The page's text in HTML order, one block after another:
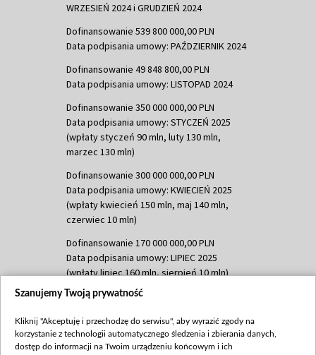
WRZESIEŃ 2024 i GRUDZIEŃ 2024
Dofinansowanie 539 800 000,00 PLN
Data podpisania umowy: PAŹDZIERNIK 2024
Dofinansowanie 49 848 800,00 PLN
Data podpisania umowy: LISTOPAD 2024
Dofinansowanie 350 000 000,00 PLN
Data podpisania umowy: STYCZEŃ 2025
(wpłaty styczeń 90 mln, luty 130 mln,
marzec 130 mln)
Dofinansowanie 300 000 000,00 PLN
Data podpisania umowy: KWIECIEŃ 2025
(wpłaty kwiecień 150 mln, maj 140 mln,
czerwiec 10 mln)
Dofinansowanie 170 000 000,00 PLN
Data podpisania umowy: LIPIEC 2025
(wpłaty lipiec 160 mln, sierpień 10 mln)
Dofinansowanie 60 000 000,00 PLN
(wpłata wrzesień 60 mln)
Dofinansowanie 635 783 051,21 PLN
Szanujemy Twoją prywatność
Kliknij "Akceptuję i przechodzę do serwisu", aby wyrazić zgody na
korzystanie z technologii automatycznego śledzenia i zbierania danych,
dostęp do informacji na Twoim urządzeniu końcowym i ich